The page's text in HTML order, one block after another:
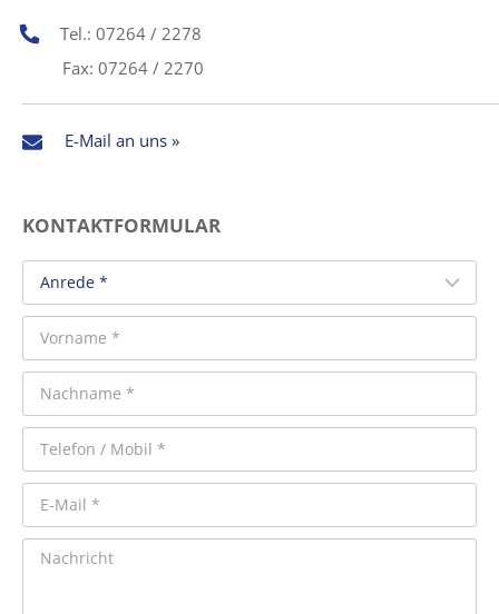
Tel.: 07264 / 2278
Fax: 07264 / 2270
E-Mail an uns »
KONTAKTFORMULAR